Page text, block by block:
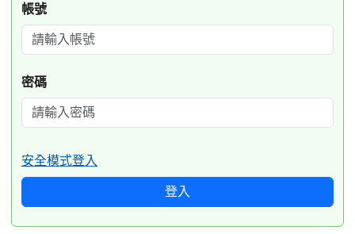
帳號
密碼
安全模式登入
登入